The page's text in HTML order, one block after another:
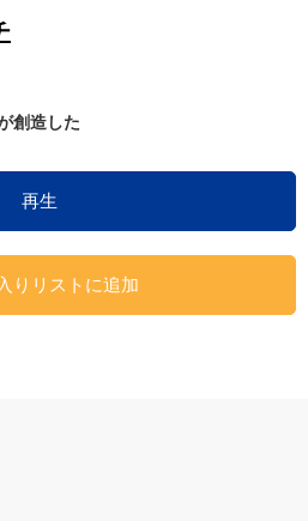
問
・ランキングなど
新情報をチェック！
創造した
再生
りリストに追加